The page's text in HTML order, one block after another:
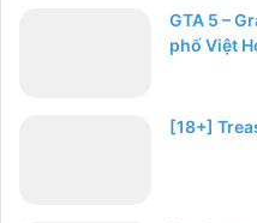
GTA 5 –
phố Việt
[18+]